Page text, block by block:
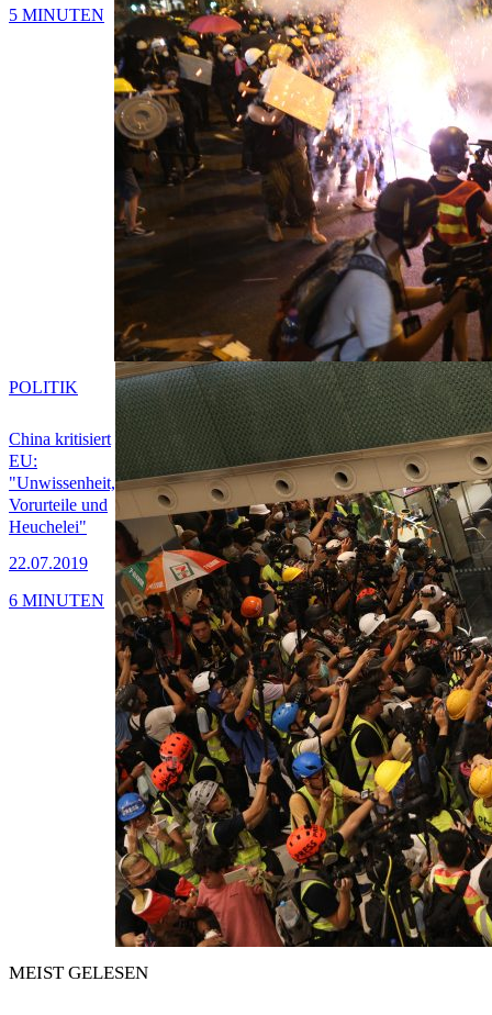
5 MINUTEN
China kritisiert
EU:
"Unwissenheit,
Vorurteile und
Heuchelei"
22.07.2019
POLITIK
6 MINUTEN
MEIST GELESEN